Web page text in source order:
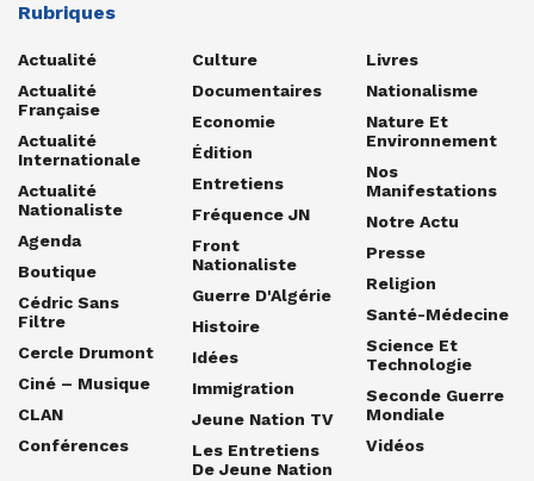
Rubriques
Actualité
Actualité
Française
Actualité
Internationale
Actualité
Nationaliste
Agenda
Boutique
Cédric Sans
Filtre
Cercle Drumont
Ciné – Musique
CLAN
Conférences
Culture
Documentaires
Economie
Édition
Entretiens
Fréquence JN
Front
Nationaliste
Guerre D'Algérie
Histoire
Idées
Immigration
Jeune Nation TV
Les Entretiens
De Jeune Nation
Livres
Nationalisme
Nature Et
Environnement
Nos
Manifestations
Notre Actu
Presse
Religion
Santé-Médecine
Science Et
Technologie
Seconde Guerre
Mondiale
Vidéos